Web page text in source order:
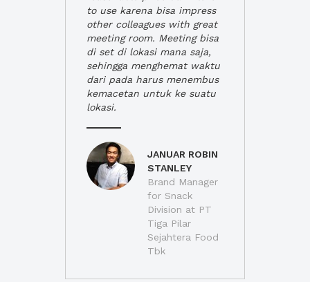
to use karena bisa impress
other colleagues with great
meeting room. Meeting bisa
di set di lokasi mana saja,
sehingga menghemat waktu
dari pada harus menembus
kemacetan untuk ke suatu
lokasi.
JANUAR ROBIN
STANLEY
Brand Manager
for Snack
Division at PT
Tiga Pilar
Sejahtera Food
Tbk